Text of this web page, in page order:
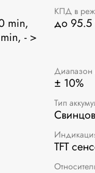
min,
- >
КПД в
до 95.5
Диапазон
± 10%
Тип
TFT